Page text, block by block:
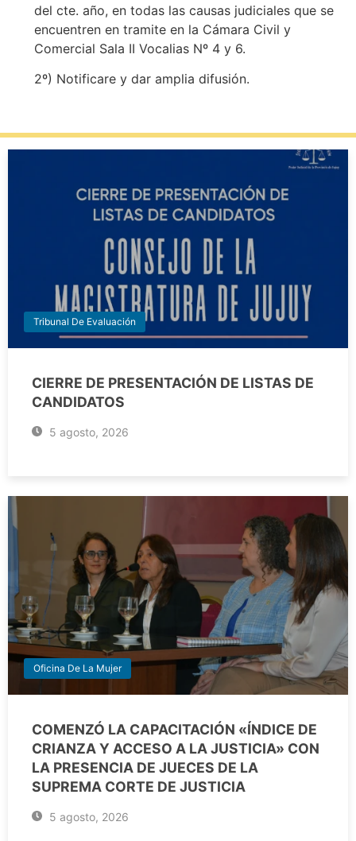
del cte. año, en todas las causas judiciales que se
encuentren en tramite en la Cámara Civil y
Comercial Sala II Vocalias Nº 4 y 6.
2º) Notificare y dar amplia difusión.
Tribunal De Evaluación
CIERRE DE PRESENTACIÓN DE LISTAS DE
CANDIDATOS
5 agosto, 2026
Oficina De La Mujer
COMENZÓ LA CAPACITACIÓN «ÍNDICE DE
CRIANZA Y ACCESO A LA JUSTICIA» CON
LA PRESENCIA DE JUECES DE LA
SUPREMA CORTE DE JUSTICIA
5 agosto, 2026